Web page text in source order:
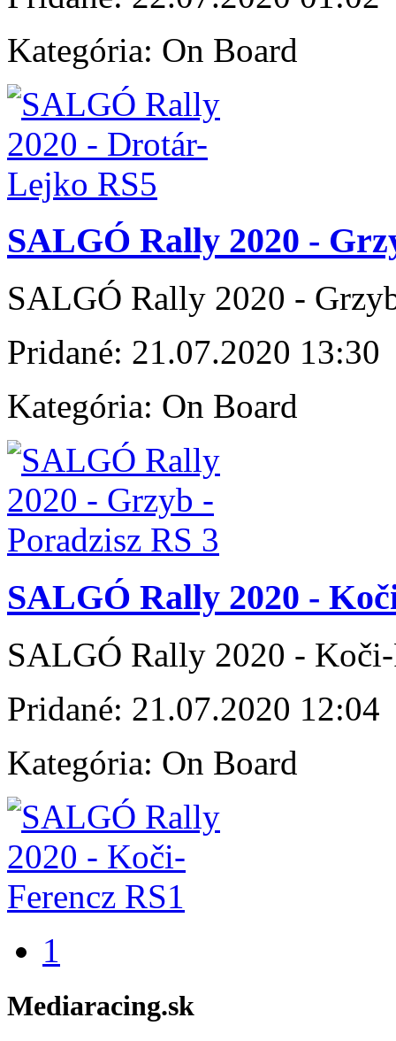
Kategória: On Board
SALGÓ Rally 2020 -
SALGÓ Rally 2020 -
Pridané: 21.07.2020 13:30
Kategória: On Board
SALGÓ Rally 2020 -
SALGÓ Rally 2020 - Koči-
Pridané: 21.07.2020 12:04
Kategória: On Board
1
Mediaracing.sk